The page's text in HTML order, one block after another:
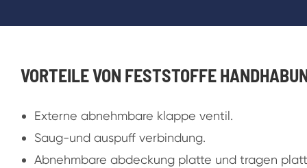
VORTEILE VON FESTSTOFFE
Externe abnehmbare klappe ventil.
Saug-und auspuff verbindung.
Abnehmbare abdeckung platte und tragen